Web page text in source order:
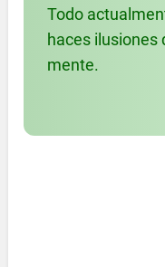
Todo
haces ilusiones
mente.